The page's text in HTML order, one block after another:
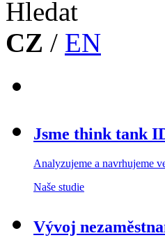
CZ / EN
Jsme think tank
Analyzujeme a navrhujeme
Naše studie
Vývoj